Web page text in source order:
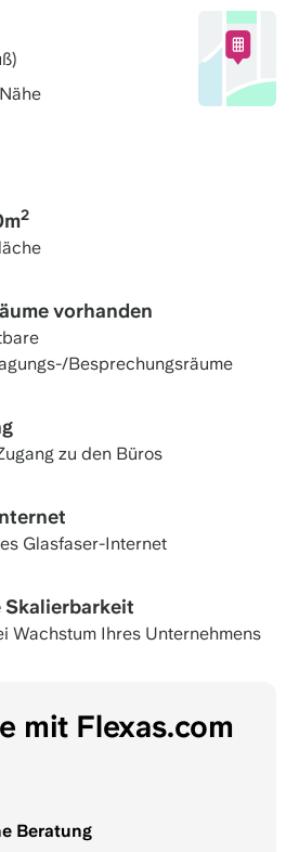
2
vorhanden
Besprechungsräume
zu den Büros
Glasfaser-Internet
Wachstum Ihres Unternehmens
mit Flexas.com
Beratung